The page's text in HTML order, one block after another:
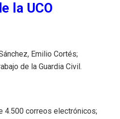
la UCO
Emilio Cortés;
de la Guardia Civil.
4.500 correos electrónicos;